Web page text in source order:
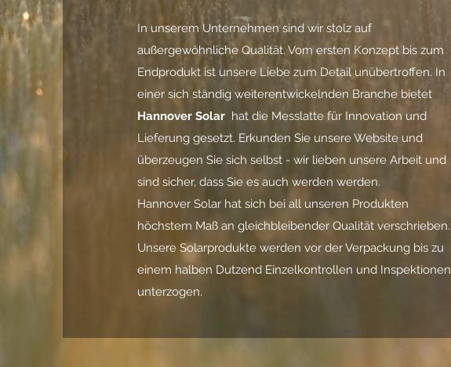
In unserem Unternehmen sind wir stolz auf
außergewöhnliche Qualität. Vom ersten Konzept bis zum
Endprodukt ist unsere Liebe zum Detail unübertroffen. In
einer sich ständig weiterentwickelnden Branche bietet
Hannover Solar hat die Messlatte für Innovation und
Lieferung gesetzt. Erkunden Sie unsere Website und
überzeugen Sie sich selbst - wir lieben unsere Arbeit und
sind sicher, dass Sie es auch werden werden.
Hannover Solar hat sich bei all unseren Produkten
höchstem Maß an gleichbleibender Qualität verschrieben.
Unsere Solarprodukte werden vor der Verpackung bis zu
einem halben Dutzend Einzelkontrollen und Inspektionen
unterzogen.